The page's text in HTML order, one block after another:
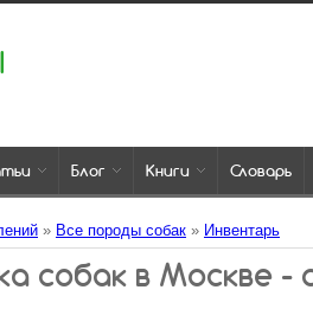
Блог Книги Словарь
» Все породы собак » Инвентарь
собак в Москве -